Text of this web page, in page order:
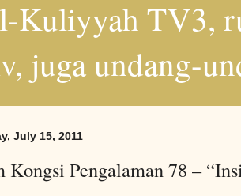
Kuliyyah TV3,
juga undang-
July 15, 2011
Kongsi Pengalaman 78 –